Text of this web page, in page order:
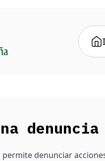
denuncia
denunciar